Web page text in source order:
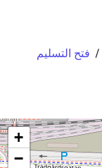
/ فتح التسليم
+
−